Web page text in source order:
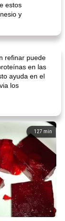
estos
y
refinar puede
en las
ayuda en el
los
127 min